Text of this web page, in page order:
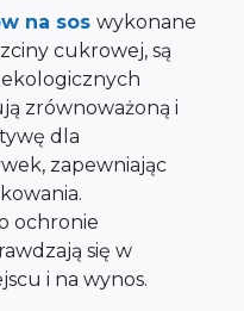
na sos wykonane
cukrowej, są
zrównoważoną i
dla
zapewniając
ochronie
się w
i na wynos.